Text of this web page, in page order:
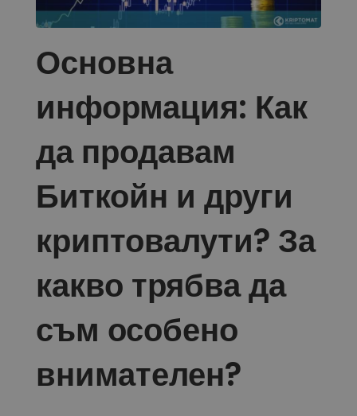
Основна
информация: Как
да продавам
Биткойн и други
криптовалути? За
какво трябва да
съм особено
внимателен?